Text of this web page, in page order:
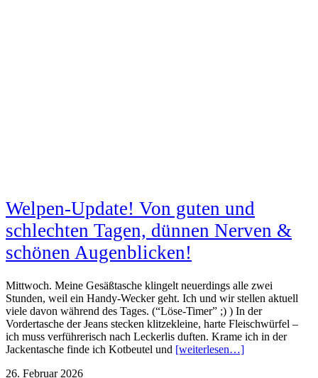
Welpen-Update! Von guten und
schlechten Tagen, dünnen Nerven &
schönen Augenblicken!
Mittwoch. Meine Gesäßtasche klingelt neuerdings alle zwei
Stunden, weil ein Handy-Wecker geht. Ich und wir stellen aktuell
viele davon während des Tages. (“Löse-Timer” ;) ) In der
Vordertasche der Jeans stecken klitzekleine, harte Fleischwürfel –
ich muss verführerisch nach Leckerlis duften. Krame ich in der
Jackentasche finde ich Kotbeutel und [weiterlesen…]
26. Februar 2026